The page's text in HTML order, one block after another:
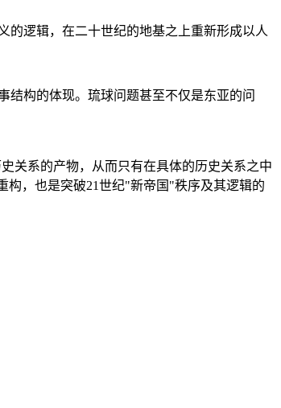
的逻辑，在二十世纪的地基之上重新形成以人
结构的体现。琉球问题甚至不仅是东亚的问
关系的产物，从而只有在具体的历史关系之中
，也是突破21世纪"新帝国"秩序及其逻辑的